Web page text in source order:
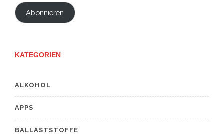
Adresse
Abonnieren
KATEGORIEN
ALKOHOL
APPS
BALLASTSTOFFE